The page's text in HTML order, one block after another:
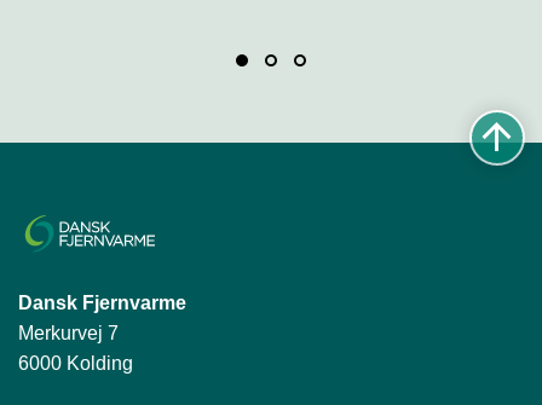
Dansk Fjernvarme
Merkurvej 7
6000 Kolding